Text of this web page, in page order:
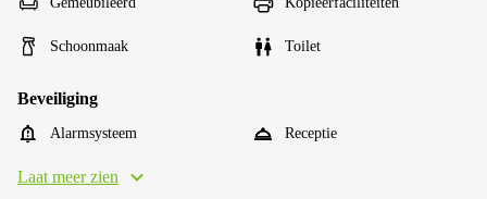
Schoonmaak Toilet
Beveiliging
Alarmsysteem Receptie
Laat meer zien